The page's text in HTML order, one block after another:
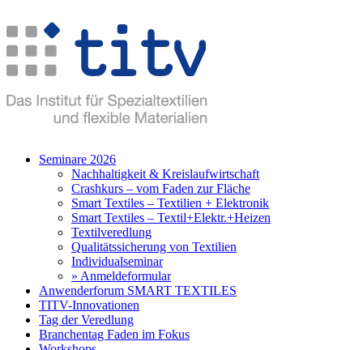
Seminare 2026
Nachhaltigkeit & Kreislaufwirtschaft
Crashkurs – vom Faden zur Fläche
Smart Textiles – Textilien + Elektronik
Smart Textiles – Textil+Elektr.+Heizen
Textilveredlung
Qualitätssicherung von Textilien
Individualseminar
» Anmeldeformular
Anwenderforum SMART TEXTILES
TITV-Innovationen
Tag der Veredlung
Branchentag Faden im Fokus